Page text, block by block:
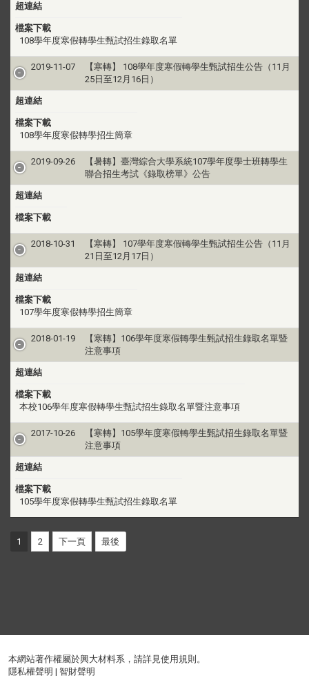
超連結
檔案下載
108學年度寒假轉學生甄試招生錄取名單
2019-11-07
【寒轉】 108學年度寒假轉學生甄試招生公告（11月
25日至12月16日）
超連結
檔案下載
108學年度寒假轉學招生簡章
2019-09-26
【暑轉】臺灣綜合大學系統107學年度學士班轉學生
聯合招生考試《錄取榜單》公告
超連結
檔案下載
2018-10-31
【寒轉】 107學年度寒假轉學生甄試招生公告（11月
21日至12月17日）
超連結
檔案下載
107學年度寒假轉學招生簡章
2018-01-19
【寒轉】106學年度寒假轉學生甄試招生錄取名單暨
注意事項
超連結
檔案下載
本校106學年度寒假轉學生甄試招生錄取名單暨注意事項
2017-10-26
【寒轉】105學年度寒假轉學生甄試招生錄取名單暨
注意事項
超連結
檔案下載
105學年度寒假轉學生甄試招生錄取名單
1 2 下一頁 最後
本網站著作權屬於興大材料系，請詳見使用規則 。
隱私權聲明 |智財聲明